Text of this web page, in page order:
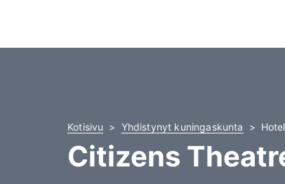
Kotisivu Yhdistynyt kuningaskunta
Citizens